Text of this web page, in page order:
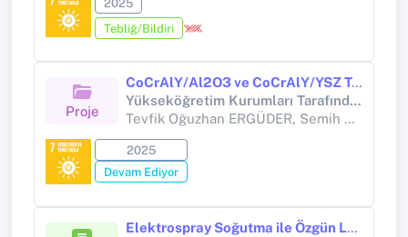
2025
Tebliğ/Bildiri
Proje
CoCrAlY/Al2O3 ve CoCrAlY/YSZ Termal Bariyer Kaplamalı S235 Çeliklerin Yapısal, Tribolojik ve Yüksek Sıcaklık Mekanik Davranışlarının İncelenmesi
Yükseköğretim Kurumları Tarafından Destekli Bilimsel Araştırma Projesi (Yükseköğretim Kurumları tarafından destekli bilimsel araştırma projesi)
Tevfik Oğuzhan ERGÜDER, Semih DURAN, Caner BULUT, Casim YAZICI
2025
Devam Ediyor
Elektrospray Soğutma ile Özgün Latis Isı Alıcısının Optimizasyonu ve Performans Analizi